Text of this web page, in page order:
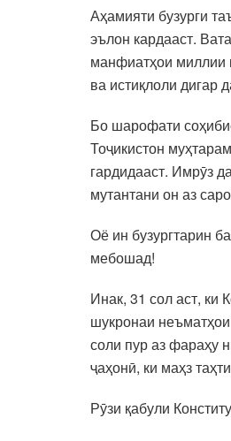
Аҳамияти бузурги
эълон кардааст.
манфиатҳои миллии
ва истиқлоли дигар
Бо шарофати
Тоҷикистон
гардидааст. Имрӯз
мутантани он аз
Оё ин бузургтарин
мебошад!
Инак, 31 сол аст, ки
шукронаи
соли пур аз фараҳу
ҷаҳонӣ, ки маҳз
Рӯзи қабули